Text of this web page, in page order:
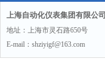
上海自动化仪表集团有限公司
地址：上海市灵石路650号
E-mail：shziyigf@163.com